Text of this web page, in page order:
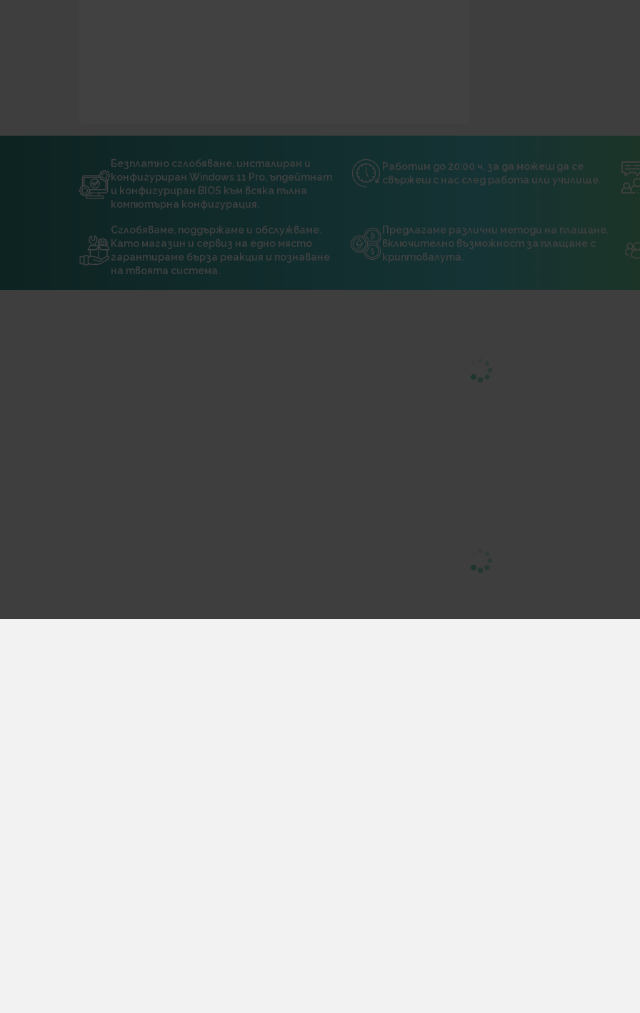
Безплатно сглобяване, инсталиран и
конфигуриран Windows 11 Pro, ъпдейтнат
и конфигуриран BIOS към всяка пълна
компютърна конфигурация.
Работим до 20:00 ч, за да можеш да се
свържеш с нас след работа или училище.
Сглобяваме, поддържаме и обслужваме.
Като магазин и сервиз на едно място
гарантираме бърза реакция и познаване
на твоята система.
Предлагаме различни методи на плащане,
включително възможност за плащане с
криптовалута.